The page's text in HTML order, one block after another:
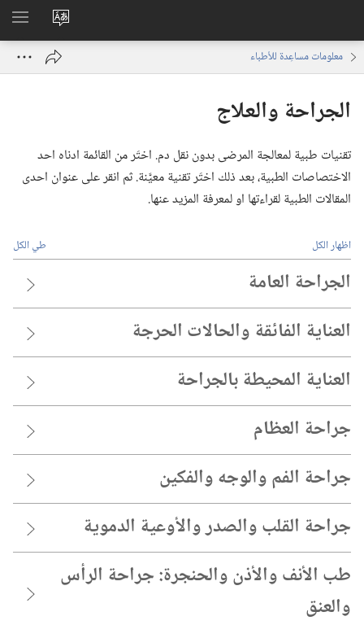
تغيير
لغة
الموقع
معلومات مساعِدة للأطباء
الجراحة والعلاج
تقنيات طبية لمعالجة المرضى بدون نقل دم.‏ اختَر من القائمة ادناه احد
الاختصاصات الطبية،‏ بعد ذلك اختَر تقنية معيَّنة.‏ ثم انقر على عنوان احدى
المقالات الطبية لقراءتها او لمعرفة المزيد عنها.‏
اظهار الكل طي الكل
الجراحة العامة
العناية الفائقة والحالات الحرجة
العناية المحيطة بالجراحة
جراحة العظام
جراحة الفم والوجه والفكين
جراحة القلب والصدر والأوعية الدموية
طب الأنف والأذن والحنجرة:‏‏ جراحة الرأس
والعنق